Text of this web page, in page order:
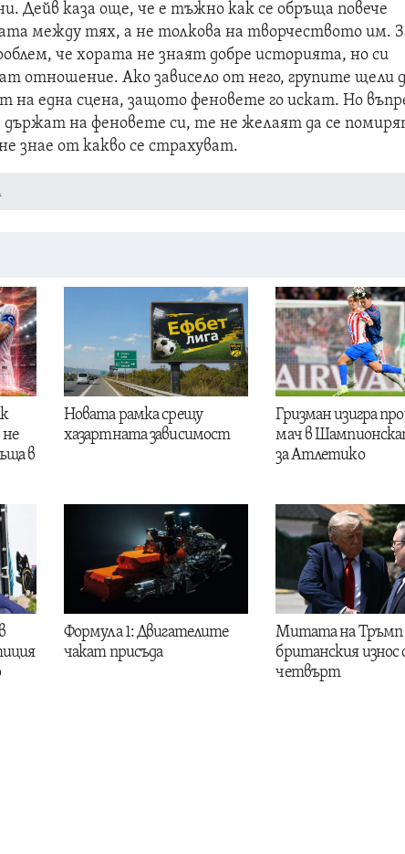
Дейв каза още, че е тъжно как се обръща повече
между тях, а не толкова на творчеството им.
че хората не знаят добре историята, но си
отношение. Ако зависело от него, групите щели
на една сцена, защото феновете го искат. Но
държат на феновете си, те не желаят да се
знае от какво се страхуват.
в
Новата рамка срещу
хазартната зависимост
Гризман изигра
мач в
за Атлетико
Формула 1: Двигателите
чакат присъда
Митата на Тръмп
британския износ
четвърт